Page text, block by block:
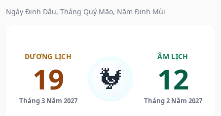
Ngày Đinh Dậu, Tháng Quý Mão, Năm Đinh Mùi
DƯƠNG LỊCH
19
Tháng 3 Năm 2027
🐓
ÂM LỊCH
12
Tháng 2 Năm 2027